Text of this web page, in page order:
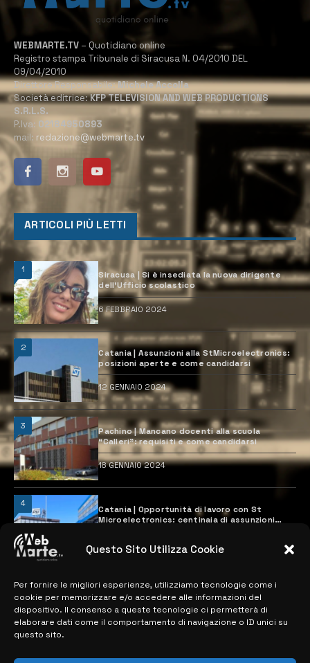
Questo Sito Utilizza Cookie
Per fornire le migliori esperienze, utilizziamo tecnologie come i
cookie per memorizzare e/o accedere alle informazioni del
dispositivo. Il consenso a queste tecnologie ci permetterà di
elaborare dati come il comportamento di navigazione o ID unici su
questo sito.
WEBMARTE.TV – Quotidiano online
Registro stampa Tribunale di Siracusa N. 04/2010 DEL
09/04/2010
Direttore Responsabile:Michele Accolla
Società editrice:KFP TELEVISION AND WEB PRODUCTIONS
S.R.L.S.
P.Iva: 02184950893
mail: redazione@webmarte.tv
ARTICOLI PIÙ LETTI
1
Siracusa | Si è insediata la nuova dirigente
dell’Ufficio scolastico
6 FEBBRAIO 2024
2
Catania | Assunzioni alla StMicroelectronics:
posizioni aperte e come candidarsi
12 GENNAIO 2024
3
Pachino | Mancano docenti alla scuola
“Calleri”: requisiti e come candidarsi
18 GENNAIO 2024
4
Catania | Opportunità di lavoro con St
Microelectronics: centinaia di assunzioni
28 MARZO 2024
MAPPA DEL SITO
> NOTIZIE
> EDIZIONI LOCALI